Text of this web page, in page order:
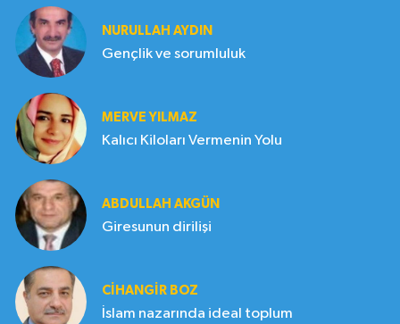
NURULLAH AYDIN
Gençlik ve sorumluluk
MERVE YILMAZ
Kalıcı Kiloları Vermenin Yolu
ABDULLAH AKGÜN
Giresunun dirilişi
CIHANGIR BOZ
İslam nazarında ideal toplum